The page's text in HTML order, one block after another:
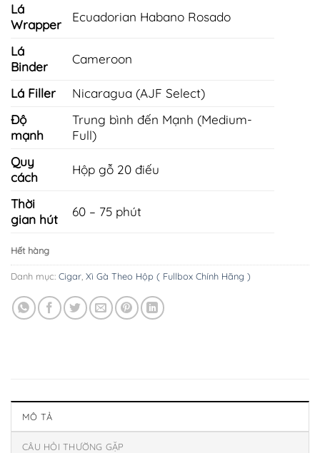
Lá
Wrapper
Ecuadorian Habano Rosado
Lá
Binder
Cameroon
Lá Filler
Nicaragua (AJF Select)
Độ
mạnh
Trung bình đến Mạnh (Medium-
Full)
Quy
cách
Hộp gỗ 20 điếu
Thời
gian hút
60 – 75 phút
Hết hàng
Danh mục: Cigar, Xì Gà Theo Hộp ( Fullbox Chính Hãng )
MÔ TẢ
CÂU HỎI THƯỜNG GẶP